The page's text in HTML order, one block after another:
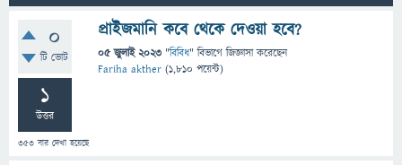
0
টি ভোট
1
উত্তর
353 বার দেখা হয়েছে
প্রাইজমানি কবে থেকে দেওয়া হবে?
05 জুলাই 2023 "বিবিধ" বিভাগে জিজ্ঞাসাকরেছেন
Fariha akther (1,810 পয়েন্ট)